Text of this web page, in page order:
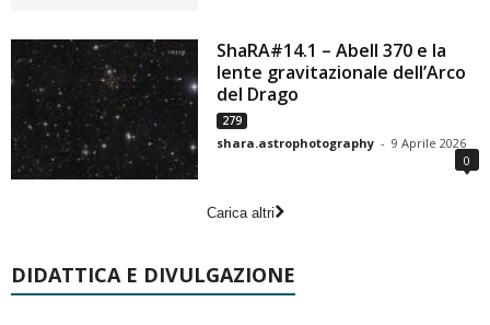
ShaRA#14.1 – Abell 370 e la
lente gravitazionale dell’Arco
del Drago
279
shara.astrophotography - 9 Aprile 2026
0
Carica altri
DIDATTICA E DIVULGAZIONE